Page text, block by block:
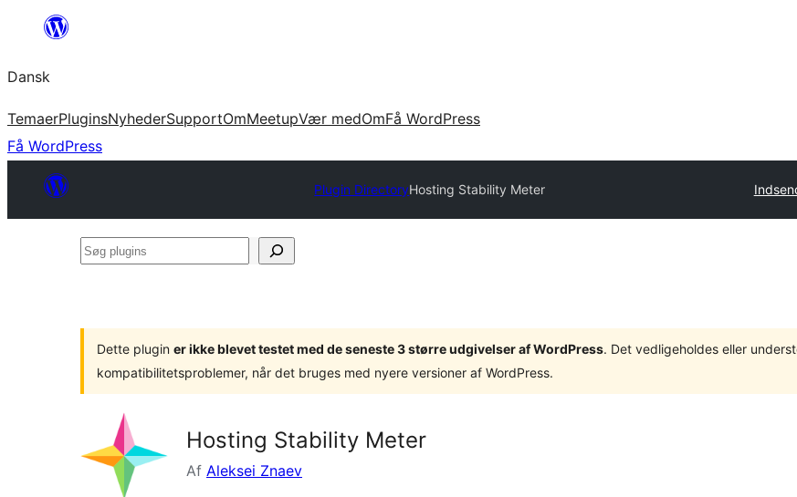
Spring
indhold
Dansk
TemaerPluginsNyhederSupportOmMeetupVær medOmFå WordPress
Få WordPress
Plugin DirectoryHosting Stability Meter
Søg
Dette plugin er ikke blevet testet med de seneste 3 større udgivelser af WordPress. Det vedligeholdes eller
kompatibilitetsproblemer, når det bruges med nyere versioner af WordPress.
Hosting Stability Meter
Af Aleksei Znaev